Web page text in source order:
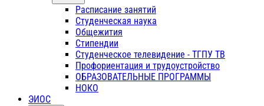
Расписание занятий
Студенческая наука
Общежития
Стипендии
Студенческое телевидение - ТГПУ ТВ
Профориентация и трудоустройство
ОБРАЗОВАТЕЛЬНЫЕ ПРОГРАММЫ
НОКО
ЭИОС